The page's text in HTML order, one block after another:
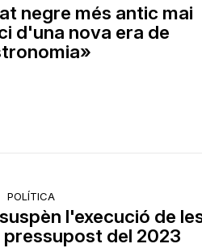
negre més antic mai
d'una nova era de
POLÍTICA
l'execució de
del 2023